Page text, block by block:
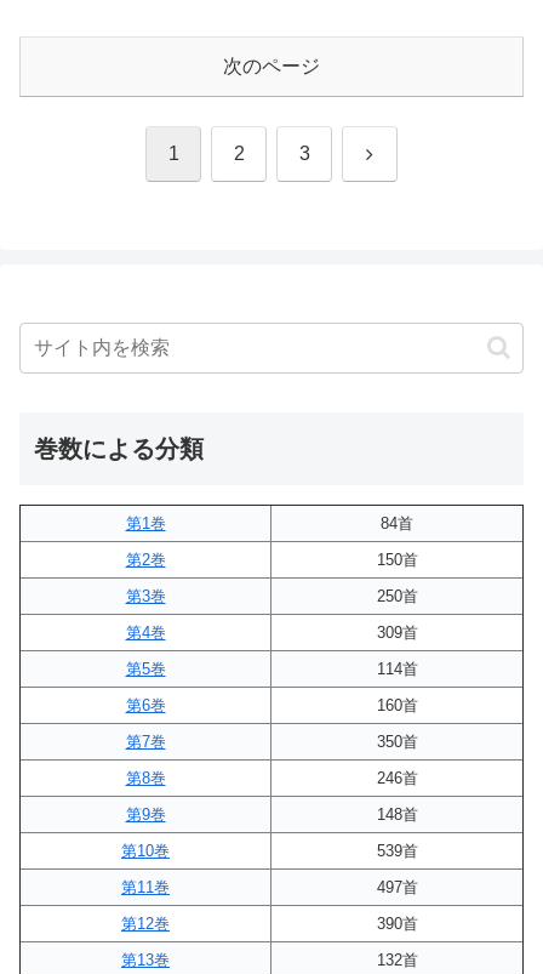
次のページ
1 2 3 次
巻数による分類
第1巻
84首
第2巻
150首
第3巻
250首
第4巻
309首
第5巻
114首
第6巻
160首
第7巻
350首
第8巻
246首
第9巻
148首
第10巻
539首
第11巻
497首
第12巻
390首
第13巻
132首